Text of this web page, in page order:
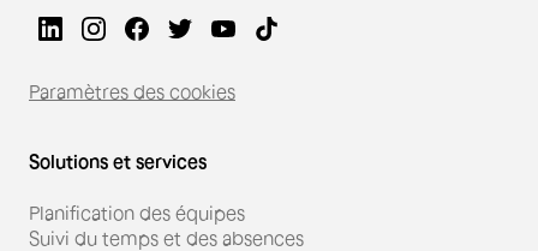
Paramètres des cookies
Solutions et services
Planification des équipes
Suivi du temps et des absences